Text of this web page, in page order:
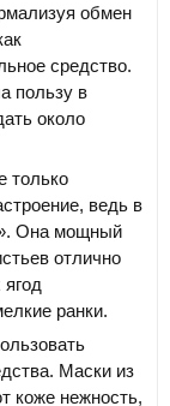
обмен
средство.
пользу в
около
только
ведь в
Она мощный
отлично
ранки.
Маски из
коже нежность,